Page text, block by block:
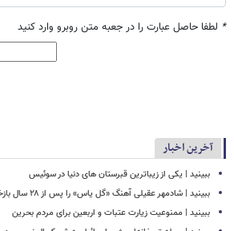
* لطفا حاصل عبارت را در جعبه متن روبرو وارد کنید
آخرین اخبار
ببینید | یکی از زیباترین قبرستان های دنیا در سوئیس
ببینید | شادمهر عقیلی آهنگ «گل یاس» را پس از ۲۸ سال بازخوانی کرد
ببینید | ممنوعیت زیارت عتبات و اربعین برای مردم بحرین